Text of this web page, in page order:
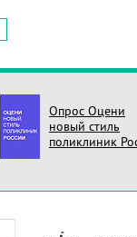
Опрос Оцени
новый стиль
поликлиник